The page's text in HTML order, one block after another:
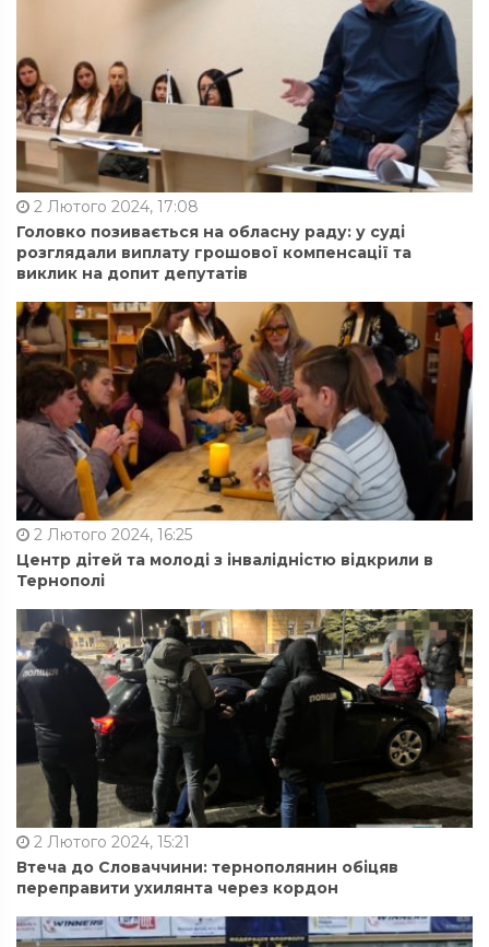
2 Лютого 2024, 17:08
Головко позивається на обласну раду: у суді
розглядали виплату грошової компенсації та
виклик на допит депутатів
2 Лютого 2024, 16:25
Центр дітей та молоді з інвалідністю відкрили в
Тернополі
2 Лютого 2024, 15:21
Втеча до Словаччини: тернополянин обіцяв
переправити ухилянта через кордон